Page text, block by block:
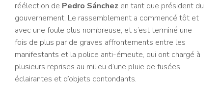
réélection de Pedro Sánchez en tant que président du
gouvernement. Le rassemblement a commencé tôt et
avec une foule plus nombreuse, et s’est terminé une
fois de plus par de graves affrontements entre les
manifestants et la police anti-émeute, qui ont chargé à
plusieurs reprises au milieu d’une pluie de fusées
éclairantes et d’objets contondants.